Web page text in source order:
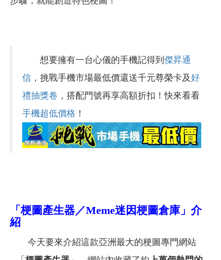
想要擁有一台心儀的手機記得到 傑昇通
信 ，挑戰手機市場最低價還送千元尊榮卡及好
禮抽獎卷 ，搭配門號再享高額折扣！快來看看
手機超低價格 ！
「梗圖產生器／Meme迷因梗圖倉庫」介
紹
今天要來介紹這款亞洲最大的梗圖專門網站